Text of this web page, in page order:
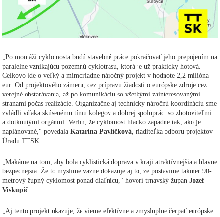
„Po montáži cyklomosta budú stavebné práce pokračovať jeho prepojením na
paralelne vznikajúcu pozemnú cyklotrasu, ktorá je už prakticky hotová.
Celkovo ide o veľký a mimoriadne náročný projekt v hodnote 2,2 milióna
eur. Od projektového zámeru, cez prípravu žiadosti o európske zdroje cez
verejné obstarávania, až po komunikáciu so všetkými zainteresovanými
stranami počas realizácie. Organizačne aj technicky náročnú koordináciu sme
zvládli vďaka skúsenému tímu kolegov a dobrej spolupráci so zhotoviteľmi
a dotknutými orgánmi. Verím, že cyklomost hladko zapadne tak, ako je
naplánované," povedala Katarína Pavlíčková, riaditeľka odboru projektov
Úradu TTSK.
„Makáme na tom, aby bola cyklistická doprava v kraji atraktívnejšia a hlavne
bezpečnejšia. Že to myslíme vážne dokazuje aj to, že postavíme takmer 90-
metrový župný cyklomost ponad diaľnicu," hovorí trnavský župan Jozef
Viskupič.
„Aj tento projekt ukazuje, že vieme efektívne a zmysluplne čerpať európske